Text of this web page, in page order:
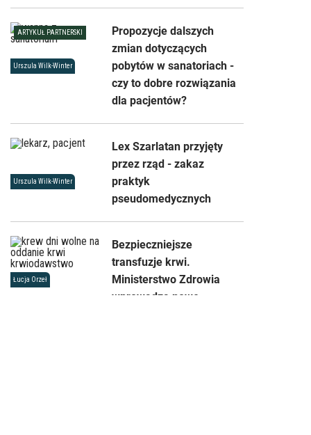
ARTYKUŁ PARTNERSKI
Urszula Wilk-Winter
Propozycje dalszych
zmian dotyczących
pobytów w sanatoriach -
czy to dobre rozwiązania
dla pacjentów?
Urszula Wilk-Winter
Lex Szarlatan przyjęty
przez rząd - zakaz
praktyk
pseudomedycznych
Łucja Orzeł
Bezpieczniejsze
transfuzje krwi.
Ministerstwo Zdrowia
wprowadza nowe